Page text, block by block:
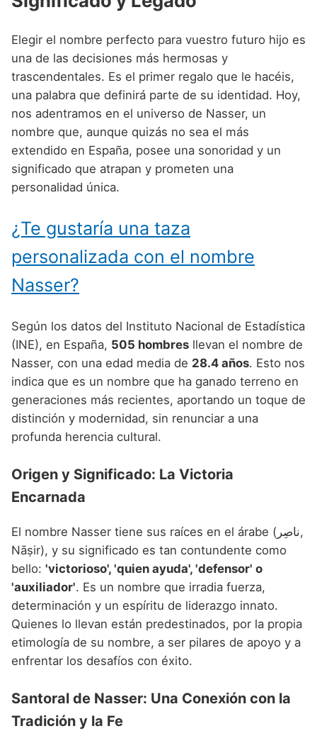
Nombres de niño que empiezan por P
Nombres de niño que empiezan por Q
Nombres de niño que empiezan por R
Nombres de niño que empiezan por S
Nombres de niño que empiezan por T
Nombres de niño que empiezan por U
Nombres de niño que empiezan por V
Nombres de niño que empiezan por X
Nombres de niño que empiezan por Y
Nombres de niño que empiezan por Z
Nombres de Niño Valencianos
Nombres de Niño Vascos
Nombres de Niño Rumanos
Nombres de Niño Rusos
Nombres de Niño Suecos
Elegir el nombre perfecto para vuestro futuro hijo es
una de las decisiones más hermosas y
trascendentales. Es el primer regalo que le hacéis,
una palabra que definirá parte de su identidad. Hoy,
nos adentramos en el universo de Nasser, un
nombre que, aunque quizás no sea el más
extendido en España, posee una sonoridad y un
significado que atrapan y prometen una
personalidad única.
¿Te gustaría una taza
personalizada con el nombre
Nasser?
Según los datos del Instituto Nacional de Estadística
(INE), en España, 505 hombres llevan el nombre de
Nasser, con una edad media de 28.4 años. Esto nos
indica que es un nombre que ha ganado terreno en
generaciones más recientes, aportando un toque de
distinción y modernidad, sin renunciar a una
profunda herencia cultural.
Origen y Significado: La Victoria
Encarnada
El nombre Nasser tiene sus raíces en el árabe (ناصِر,
Nāṣir), y su significado es tan contundente como
bello: 'victorioso', 'quien ayuda', 'defensor' o
'auxiliador'. Es un nombre que irradia fuerza,
determinación y un espíritu de liderazgo innato.
Quienes lo llevan están predestinados, por la propia
etimología de su nombre, a ser pilares de apoyo y a
enfrentar los desafíos con éxito.
Santoral de Nasser: Una Conexión con la
Tradición y la Fe